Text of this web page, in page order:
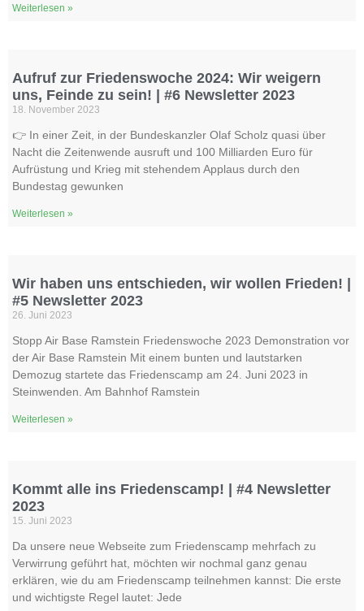
Weiterlesen »
Aufruf zur Friedenswoche 2024: Wir weigern
uns, Feinde zu sein! | #6 Newsletter 2023
18. November 2023
👉 In einer Zeit, in der Bundeskanzler Olaf Scholz quasi über
Nacht die Zeitenwende ausruft und 100 Milliarden Euro für
Aufrüstung und Krieg mit stehendem Applaus durch den
Bundestag gewunken
Weiterlesen »
Wir haben uns entschieden, wir wollen Frieden! |
#5 Newsletter 2023
26. Juni 2023
Stopp Air Base Ramstein Friedenswoche 2023 Demonstration vor
der Air Base Ramstein Mit einem bunten und lautstarken
Demozug startete das Friedenscamp am 24. Juni 2023 in
Steinwenden. Am Bahnhof Ramstein
Weiterlesen »
Kommt alle ins Friedenscamp! | #4 Newsletter
2023
15. Juni 2023
Da unsere neue Webseite zum Friedenscamp mehrfach zu
Verwirrung geführt hat, möchten wir nochmal ganz genau
erklären, wie du am Friedenscamp teilnehmen kannst: Die erste
und wichtigste Regel lautet: Jede